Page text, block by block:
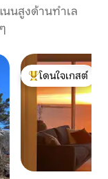
นสูงด้านทำเล
โดนใจเกสต์ที่สุด
โดนใจเกสต์